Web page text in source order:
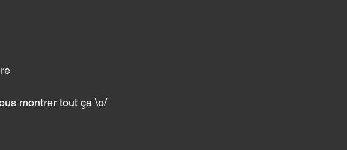
montrer tout ça \o/